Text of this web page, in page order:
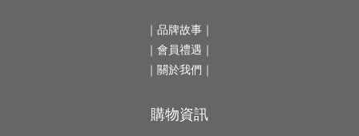
｜ 品牌故事 ｜
｜會員禮遇｜
｜ 關於我們 ｜
購物資訊